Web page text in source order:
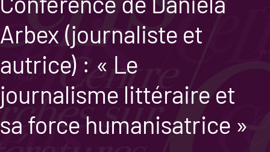
Arbex (journaliste et
autrice) : « Le
journalisme littéraire et
sa force humanisatrice »